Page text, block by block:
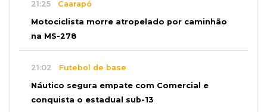
21:25 Caarapó
Motociclista morre atropelado por caminhão
na MS-278
21:02 Futebol de base
Náutico segura empate com Comercial e
conquista o estadual sub-13